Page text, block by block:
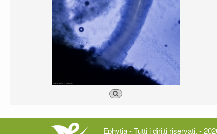
Ephytia - Tutti i diritti riservati. -